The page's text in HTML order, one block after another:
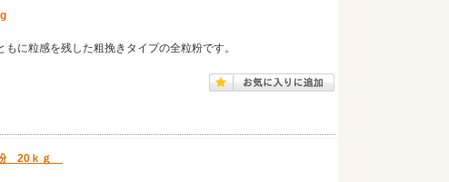
に粒感を残した粗挽きタイプの全粒粉です。
粉 20ｋｇ